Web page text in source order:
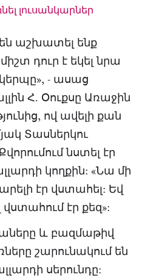
լուսանկարներ
աշխատել ենք
դուր է եկել նրա
- ասաց
Հ. Օուքսը Առաջին
ով ավելի քան
Տասներկու
նստել էր
կողքին: «Նա մի
էր վստահել: Եվ
էր քեզ»:
և բազմաթիվ
շարունակում են
սերունդը: